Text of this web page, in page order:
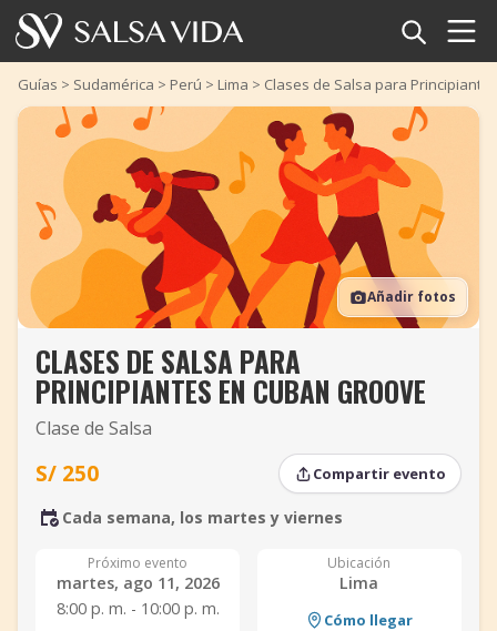
Inicio
Eventos
Noticias
Artículos
Videos
Glosario
TuneTempo
Añadir evento
Guías > Sudamérica > Perú > Lima > Clases de Salsa para
Añadir fotos
CLASES DE SALSA PARA
PRINCIPIANTES EN CUBAN GROOVE
Clase de Salsa
S/ 250 Compartir evento
Cada semana, los martes y viernes
Próximo evento
martes, ago 11, 2026
8:00 p. m. - 10:00 p. m.
Ubicación
Lima
Cómo llegar